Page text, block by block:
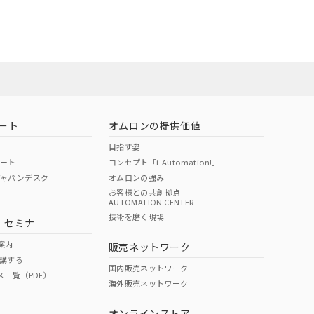
ト
ト
パンデスク
セミナ
内
する
覧（PDF）
オムロンの提供価値
目指す姿
コンセプト「i-Automation!」
オムロンの強み
お客様との共創拠点
AUTOMATION CENTER
技術を磨く現場
販売ネットワーク
国内販売ネットワーク
海外販売ネットワーク